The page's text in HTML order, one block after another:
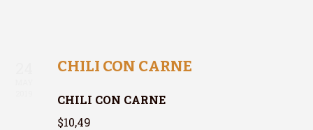
CHILI CON CARNE
CHILI CON CARNE
$10,49